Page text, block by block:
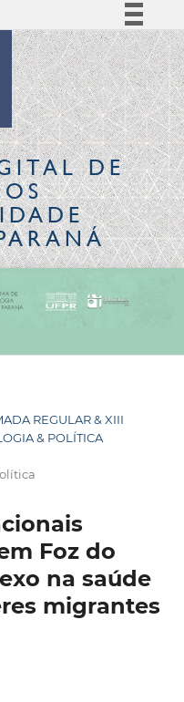
Simplifique!
Comunica BR
Participe
Acesso à informação
Legislação
CanaisDE
REGULAR & XIII
& POLÍTICA
Foz do
na saúde
migrantes